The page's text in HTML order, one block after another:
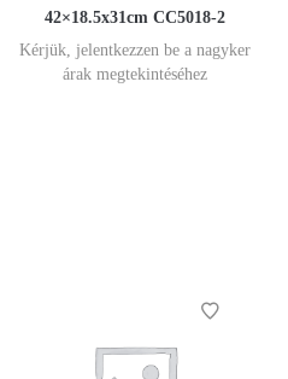
42×18.5x31cm CC5018-2
Kérjük, jelentkezzen be a nagyker
árak megtekintéséhez